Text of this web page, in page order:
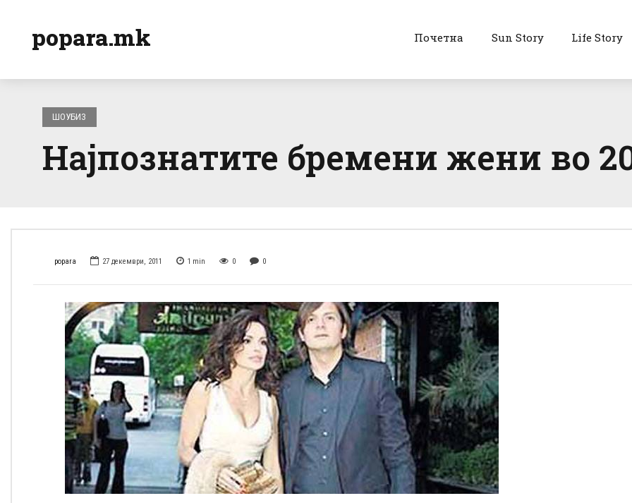
popara.mk Почетна Sun Story Life Story
ШОУБИЗ
Најпознатите бремени жени во
popara 27 декември, 2011 1 min 0 0